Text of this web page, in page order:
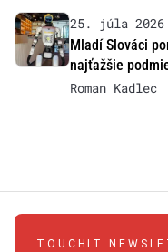
25. júla 2026
Mladí Slováci
najťažšie
Roman Kadlec
TOUCHIT